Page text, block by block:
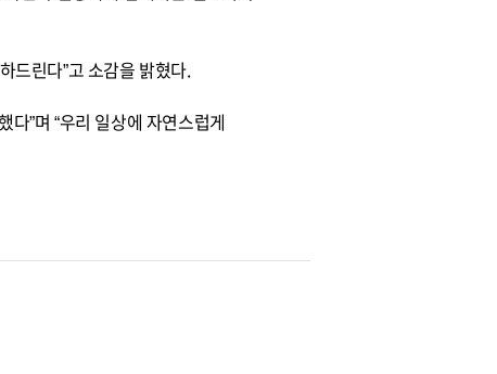
드린다”고 소감을 밝혔다.
”며 “우리 일상에 자연스럽게